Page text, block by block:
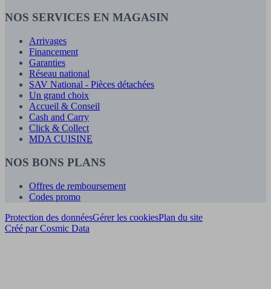
NOS SERVICES EN MAGASIN
Arrivages
Financement
Garanties
Réseau national
SAV National - Pièces détachées
Un grand choix
Accueil & Conseil
Cash and Carry
Click & Collect
MDA CUISINE
NOS BONS PLANS
Offres de remboursement
Codes promo
Protection des donnéesGérer les cookiesPlan du site
Créé par Cosmic Data